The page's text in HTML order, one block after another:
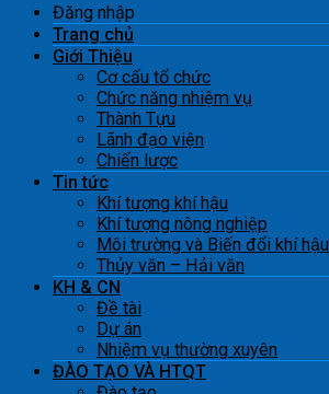
Đăng nhập
Trang chủ
Giới Thiệu
Cơ cấu tổ chức
Chức năng nhiệm vụ
Thành Tựu
Lãnh đạo viện
Chiến lược
Tin tức
Khí tượng khí hậu
Khí tượng nông nghiệp
Môi trường và Biến đổi khí hậu
Thủy văn – Hải văn
KH & CN
Đề tài
Dự án
Nhiệm vụ thường xuyên
ĐÀO TẠO VÀ HTQT